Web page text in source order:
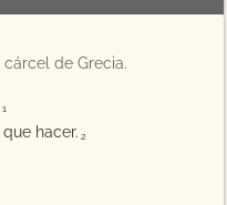
cárcel de Grecia.
1
hacer. 2